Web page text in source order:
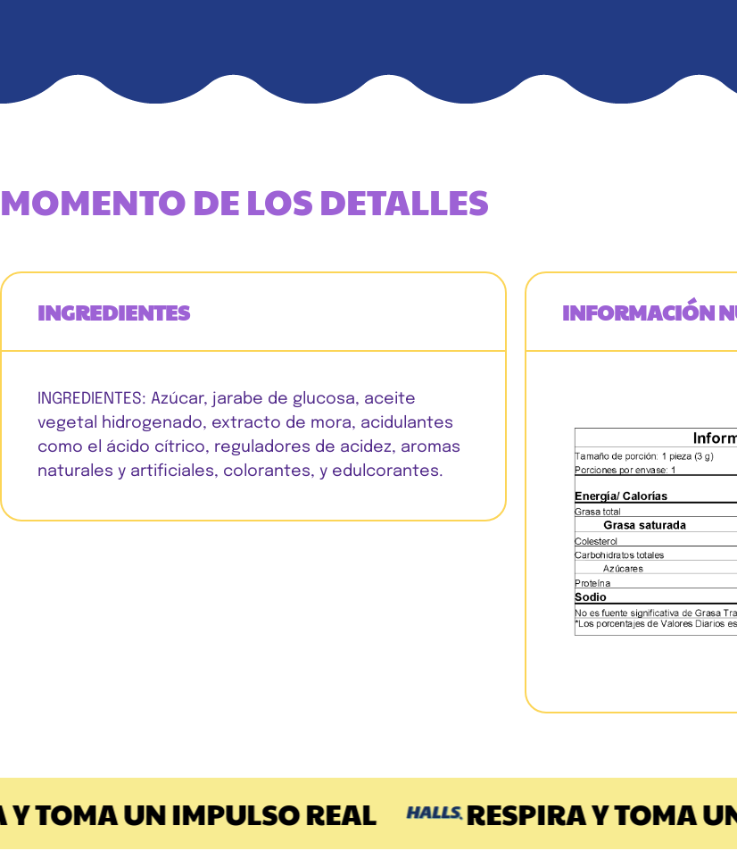
MOMENTO DE LOS DETALLES
INGREDIENTES
INGREDIENTES: Azúcar, jarabe de glucosa, aceite
vegetal hidrogenado, extracto de mora, acidulantes
como el ácido cítrico, reguladores de acidez, aromas
naturales y artificiales, colorantes, y edulcorantes.
INFORMACIÓN
UN IMPULSO REAL RESPIRA Y TOMA UN